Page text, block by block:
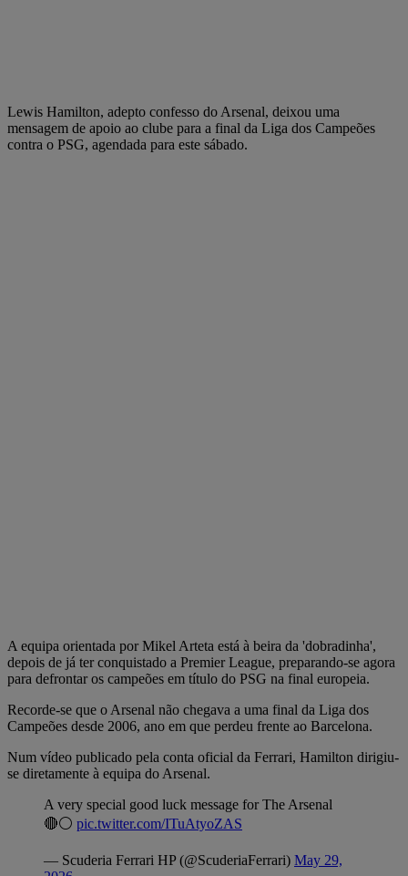
Lewis Hamilton, adepto confesso do Arsenal, deixou uma
mensagem de apoio ao clube para a final da Liga dos Campeões
contra o PSG, agendada para este sábado.
A equipa orientada por Mikel Arteta está à beira da 'dobradinha',
depois de já ter conquistado a Premier League, preparando-se agora
para defrontar os campeões em título do PSG na final europeia.
Recorde-se que o Arsenal não chegava a uma final da Liga dos
Campeões desde 2006, ano em que perdeu frente ao Barcelona.
Num vídeo publicado pela conta oficial da Ferrari, Hamilton dirigiu-
se diretamente à equipa do Arsenal.
A very special good luck message for The Arsenal
🔴⚪️ pic.twitter.com/ITuAtyoZAS
— Scuderia Ferrari HP (@ScuderiaFerrari) May 29,